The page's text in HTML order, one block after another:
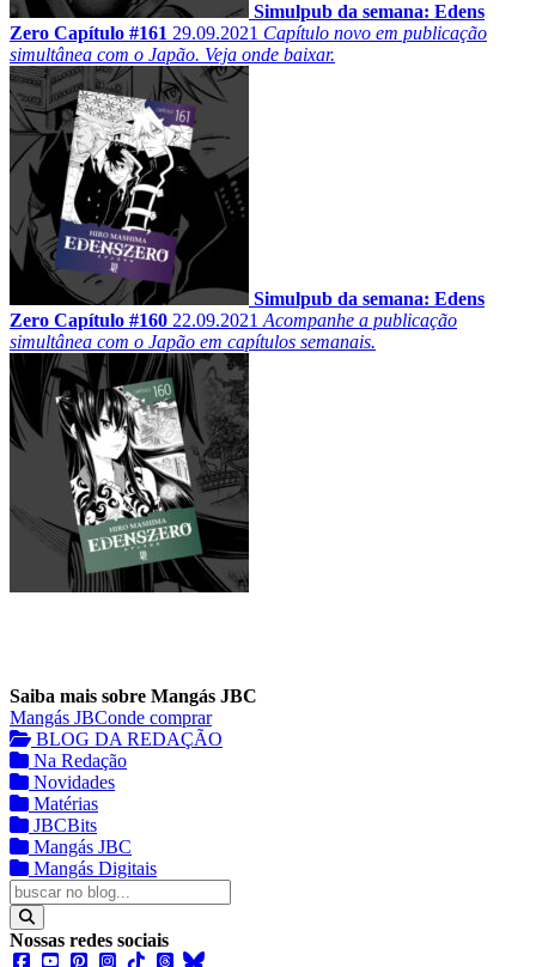
Simulpub da semana: Edens
Zero Capítulo #161 29.09.2021 Capítulo novo em publicação
simultânea com o Japão. Veja onde baixar.
Simulpub da semana: Edens
Zero Capítulo #160 22.09.2021 Acompanhe a publicação
simultânea com o Japão em capítulos semanais.
Saiba mais sobre Mangás JBC
Mangás JBConde comprar
BLOG DA REDAÇÃO
Na Redação
Novidades
Matérias
JBCBits
Mangás JBC
Mangás Digitais
Nossas redes sociais